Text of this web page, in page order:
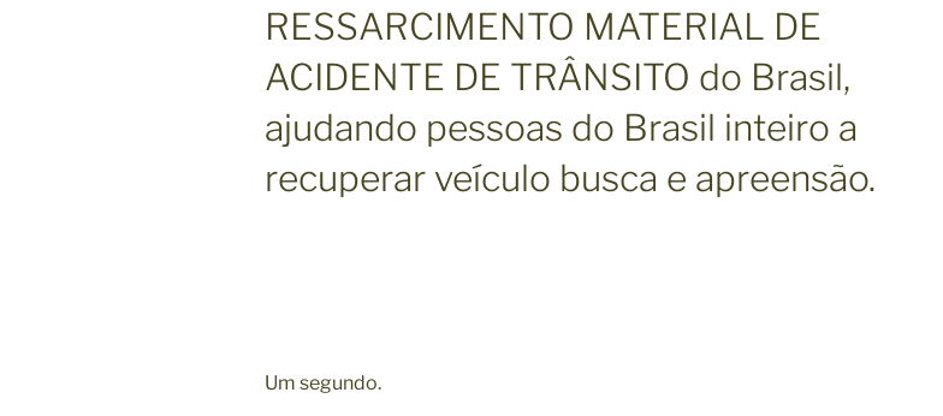
RESSARCIMENTO MATERIAL DE
ACIDENTE DE TRÂNSITO do Brasil,
ajudando pessoas do Brasil inteiro a
recuperar veículo busca e apreensão.
Um segundo.